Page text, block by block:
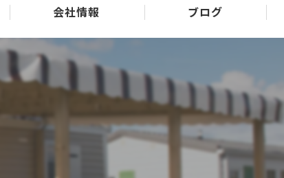
会社情報 ブログ